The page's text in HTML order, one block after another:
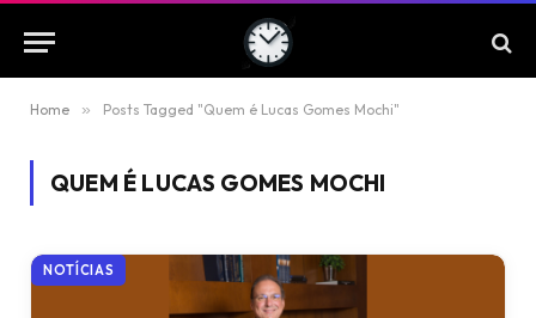
Home » Posts Tagged "Quem é Lucas Gomes Mochi"
QUEM É LUCAS GOMES MOCHI
NOTÍCIAS